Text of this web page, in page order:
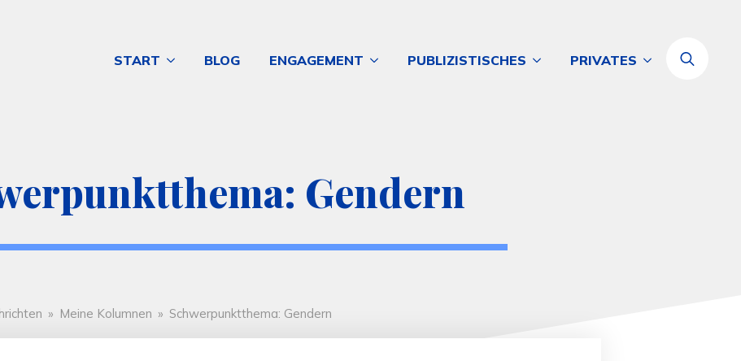
START BLOG ENGAGEMENT PUBLIZISTISCHES PRIVATES
Gendern
» Meine Kolumnen » Schwerpunktthema: Gendern